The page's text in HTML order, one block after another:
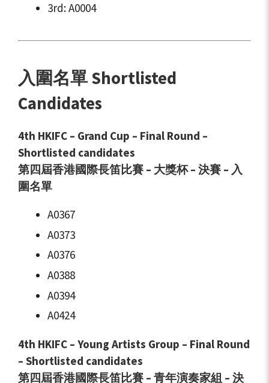
3rd: A0004
入圍名單 Shortlisted
Candidates
4th HKIFC – Grand Cup – Final Round –
Shortlisted candidates
第四屆香港國際長笛比賽 – 大獎杯 – 決賽 – 入
圍名單
A0367
A0373
A0376
A0388
A0394
A0424
4th HKIFC – Young Artists Group – Final Round
– Shortlisted candidates
第四屆香港國際長笛比賽 – 青年演奏家組 – 決